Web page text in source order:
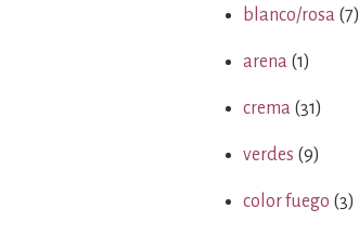
blanco/rosa (7)
arena (1)
crema (31)
verdes (9)
color fuego (3)